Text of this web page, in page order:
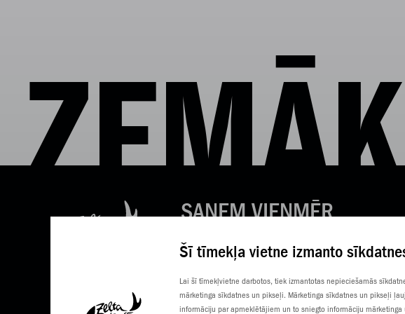
Šī tīmekļa vietne izmanto
Lai šī tīmekļvietne darbotos, tiek izmantotas nepieciešamās
mārketinga sīkdatnes un pikseļi. Mārketinga sīkdatnes un pikseļi
informāciju par apmeklētājiem un to sniegto informāciju
SAŅEM VIENMĒR
LABAS ZIŅAS